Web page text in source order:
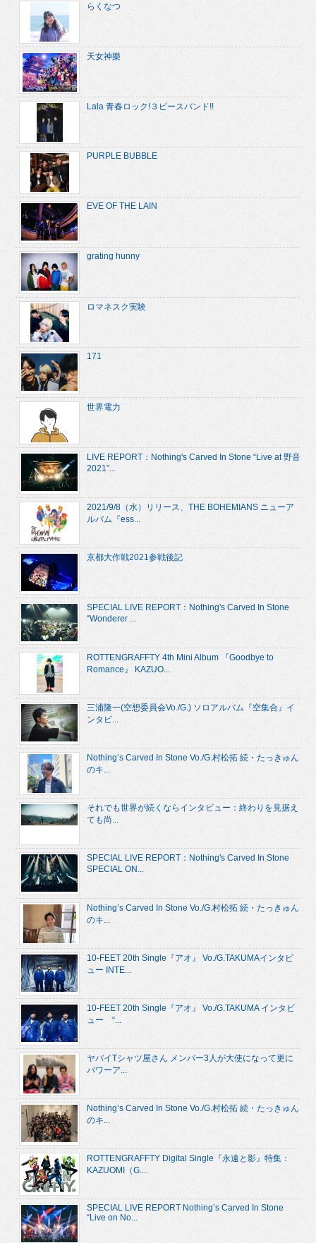
らくなつ
天女神樂
Lala 青春ロック!３ピースバンド!!
PURPLE BUBBLE
EVE OF THE LAIN
grating hunny
ロマネスク実験
171
世界電力
LIVE REPORT：Nothing's Carved In Stone “Live at 野音
2021”...
2021/9/8（水）リリース、THE BOHEMIANS ニューア
ルバム『ess...
京都大作戦2021参戦後記
SPECIAL LIVE REPORT：Nothing's Carved In Stone
“Wonderer ...
ROTTENGRAFFTY 4th Mini Album 『Goodbye to
Romance』 KAZUO...
三浦隆一(空想委員会Vo./G.) ソロアルバム『空集合』イ
ンタビ...
Nothing’s Carved In Stone Vo./G.村松拓 続・たっきゅん
のキ...
それでも世界が続くならインタビュー：終わりを見据え
ても尚...
SPECIAL LIVE REPORT：Nothing's Carved In Stone
SPECIAL ON...
Nothing’s Carved In Stone Vo./G.村松拓 続・たっきゅん
のキ...
10-FEET 20th Single『アオ』 Vo./G.TAKUMAインタビ
ュー INTE...
10-FEET 20th Single『アオ』 Vo./G.TAKUMA インタビ
ュー “...
ヤバイTシャツ屋さん メンバー3人が大使になって更に
パワーア...
Nothing’s Carved In Stone Vo./G.村松拓 続・たっきゅん
のキ...
ROTTENGRAFFTY Digital Single『永遠と影』特集：
KAZUOMI（G....
SPECIAL LIVE REPORT Nothing’s Carved In Stone
“Live on No...